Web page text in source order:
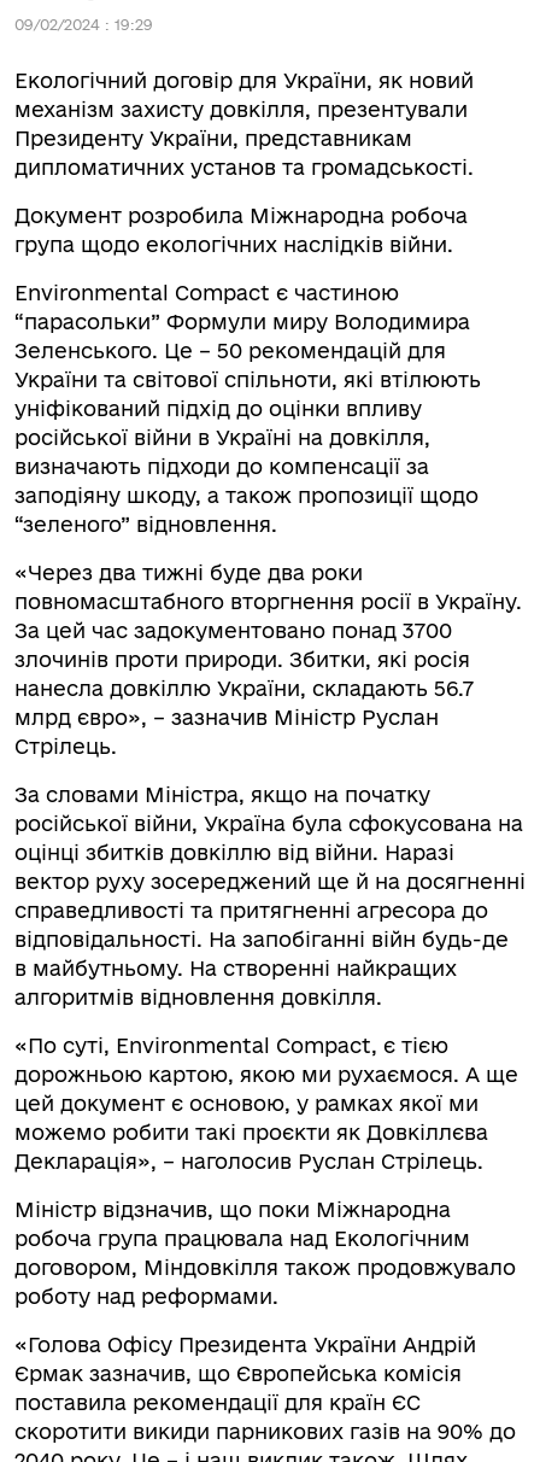
09/02/2024 : 19:29
Екологічний договір для України, як новий
механізм захисту довкілля, презентували
Президенту України, представникам
дипломатичних установ та громадськості.
Документ розробила Міжнародна робоча
група щодо екологічних наслідків війни.
Environmental Compact є частиною
“парасольки” Формули миру Володимира
Зеленського. Це – 50 рекомендацій для
України та світової спільноти, які втілюють
уніфікований підхід до оцінки впливу
російської війни в Україні на довкілля,
визначають підходи до компенсації за
заподіяну шкоду, а також пропозиції щодо
“зеленого” відновлення.
«Через два тижні буде два роки
повномасштабного вторгнення росії в Україну.
За цей час задокументовано понад 3700
злочинів проти природи. Збитки, які росія
нанесла довкіллю України, складають 56.7
млрд євро», – зазначив Міністр Руслан
Стрілець.
За словами Міністра, якщо на початку
російської війни, Україна була сфокусована на
оцінці збитків довкіллю від війни. Наразі
вектор руху зосереджений ще й на досягненні
справедливості та притягненні агресора до
відповідальності. На запобіганні війн будь-де
в майбутньому. На створенні найкращих
алгоритмів відновлення довкілля.
«По суті, Environmental Compact, є тією
дорожньою картою, якою ми рухаємося. А ще
цей документ є основою, у рамках якої ми
можемо робити такі проєкти як Довкіллєва
Декларація», – наголосив Руслан Стрілець.
Міністр відзначив, що поки Міжнародна
робоча група працювала над Екологічним
договором, Міндовкілля також продовжувало
роботу над реформами.
«Голова Офісу Президента України Андрій
Єрмак зазначив, що Європейська комісія
поставила рекомендації для країн ЄС
скоротити викиди парникових газів на 90% до